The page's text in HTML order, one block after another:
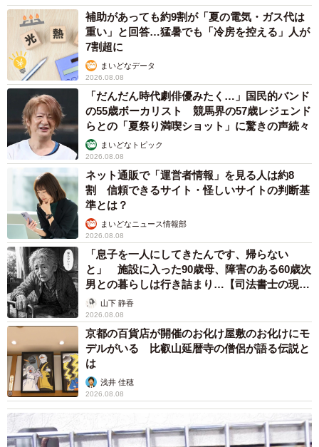
補助があっても約9割が「夏の電気・ガス代は
重い」と回答…猛暑でも「冷房を控える」人が
7割超に
まいどなデータ
2026.08.08
「だんだん時代劇俳優みたく…」国民的バンド
の55歳ボーカリスト 競馬界の57歳レジェンド
らとの「夏祭り満喫ショット」に驚きの声続々
まいどなトピック
2026.08.08
ネット通販で「運営者情報」を見る人は約8
割 信頼できるサイト・怪しいサイトの判断基
準とは？
まいどなニュース情報部
2026.08.08
「息子を一人にしてきたんです、帰らない
と」 施設に入った90歳母、障害のある60歳次
男との暮らしは行き詰まり…【司法書士の現場
から】山下 静香
2026.08.08
京都の百貨店が開催のお化け屋敷のお化けにモ
デルがいる 比叡山延暦寺の僧侶が語る伝説と
は
浅井 佳穂
2026.08.08